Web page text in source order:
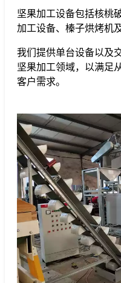
坚果加工设备包括核桃
加工设备、榛子烘烤机
我们提供单台设备以及
坚果加工领域，以满足
客户需求。